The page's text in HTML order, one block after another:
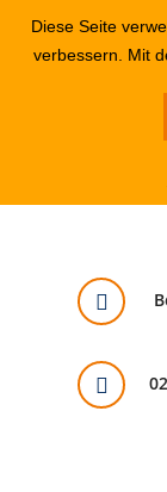
Diese Seite
verbessern. Mit